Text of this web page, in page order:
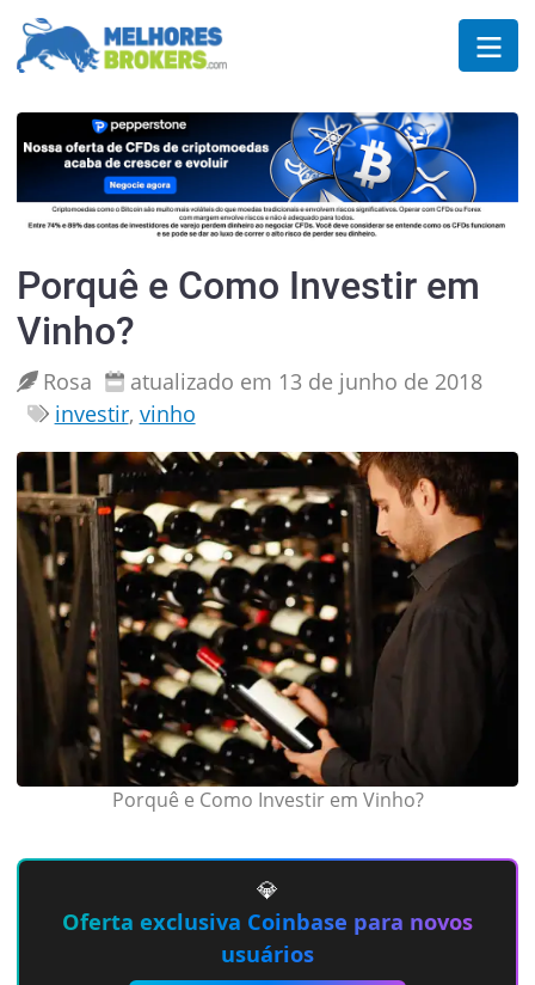
Porquê e Como Investir em
Vinho?
Rosa
atualizado em 13 de junho de 2018
investir, vinho
Porquê e Como Investir em Vinho?
💎
Oferta exclusiva Coinbase para novos
usuários